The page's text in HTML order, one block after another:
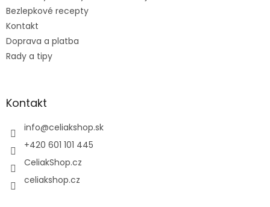
Bezlepkové recepty
Kontakt
Doprava a platba
Rady a tipy
Kontakt
info@celiakshop.sk
+420 601 101 445
CeliakShop.cz
celiakshop.cz